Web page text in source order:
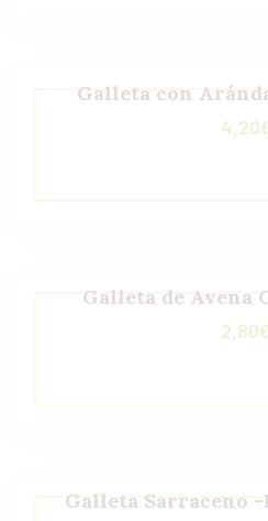
Galleta con
4,20
Galleta de Avena
2,80
Galleta Sarraceno